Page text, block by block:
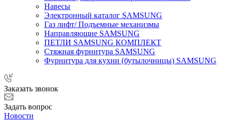
Навесы
Электронный каталог SAMSUNG
Газ лифт/ Подъемные механизмы
Направляющие SAMSUNG
ПЕТЛИ SAMSUNG КОМПЛЕКТ
Стяжная фурнитура SAMSUNG
Фурнитура для кухни (бутылочницы) SAMSUNG
Заказать звонок
Задать вопрос
Новости